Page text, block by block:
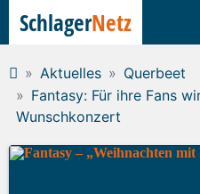
Aktuelles
Querbeet
Fantasy: Für ihre Fans
Wunschkonzert
SchlagerNetz